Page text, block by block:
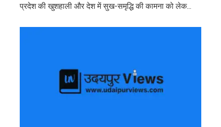
प्रदेश की खुशहाली और देश में सुख-समृद्धि की कामना को लेक...